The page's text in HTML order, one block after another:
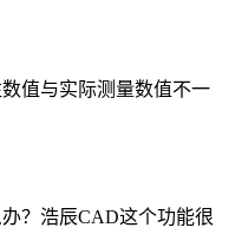
值与实际测量数值不一
？浩辰CAD这个功能很